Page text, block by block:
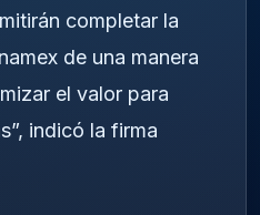
completar la
de una manera
el valor para
indicó la firma